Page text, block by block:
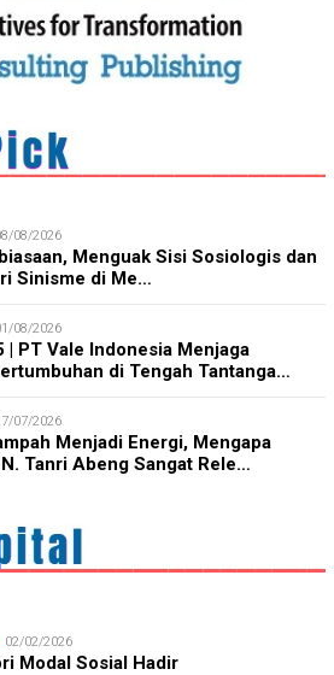
08/2026
Menguak Sisi Sosiologis dan
Sinisme di Me…
08/2026
| PT Vale Indonesia Menjaga
di Tengah Tantanga…
07/2026
Menjadi Energi, Mengapa
Tanri Abeng Sangat Rele…
02/02/2026
Modal Sosial Hadir